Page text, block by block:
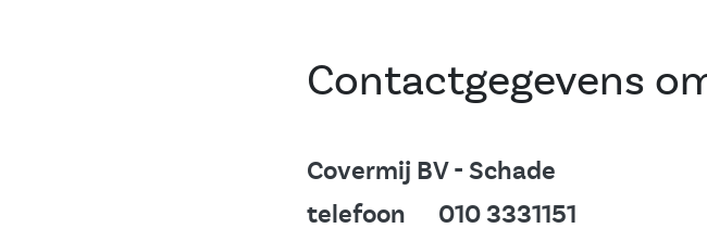
Contactgegevens
Covermij BV - Schade
telefoon 010 3331151